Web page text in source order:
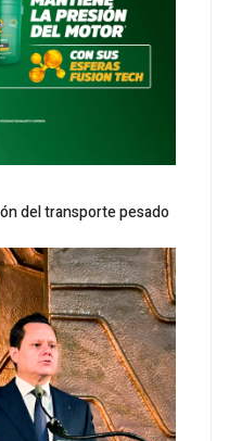
del transporte pesado